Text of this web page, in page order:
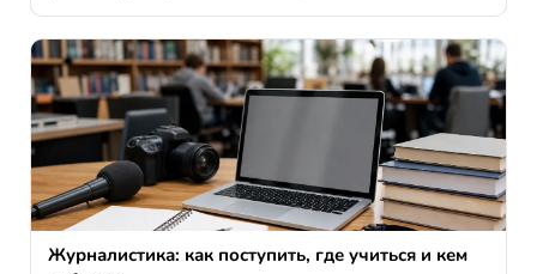
Журналистика: как поступить, где учиться и кем